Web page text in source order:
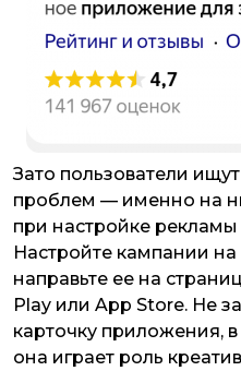
Зато пользователи
проблем — именно на
при настройке
Настройте кампании
направьте ее на
Play или App Store. Не
карточку приложения,
она играет роль